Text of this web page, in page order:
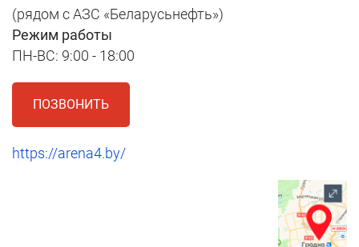
(рядом с АЗС «Беларусьнефть»)
Режим работы
ПН-ВС: 9:00 - 18:00
ПОЗВОНИТЬ
https://arena4.by/